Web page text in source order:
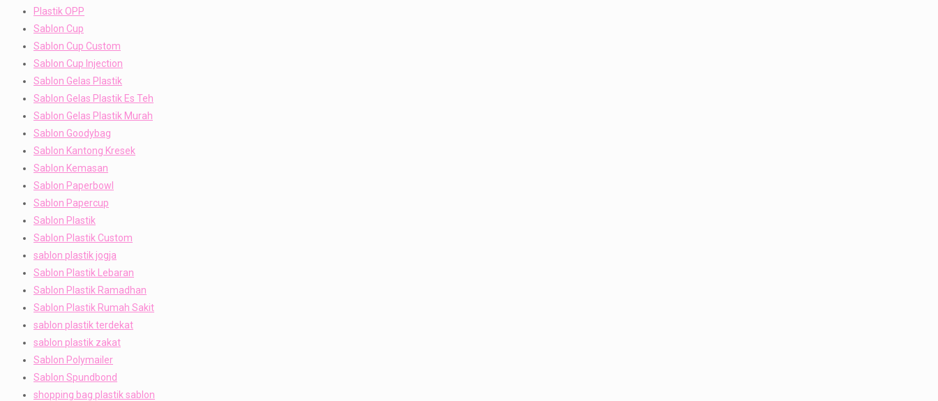
Plastik OPP
Sablon Cup
Sablon Cup Custom
Sablon Cup Injection
Sablon Gelas Plastik
Sablon Gelas Plastik Es Teh
Sablon Gelas Plastik Murah
Sablon Goodybag
Sablon Kantong Kresek
Sablon Kemasan
Sablon Paperbowl
Sablon Papercup
Sablon Plastik
Sablon Plastik Custom
sablon plastik jogja
Sablon Plastik Lebaran
Sablon Plastik Ramadhan
Sablon Plastik Rumah Sakit
sablon plastik terdekat
sablon plastik zakat
Sablon Polymailer
Sablon Spundbond
shopping bag plastik sablon